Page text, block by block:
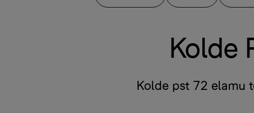
Kolde
Kolde pst 72 elamu